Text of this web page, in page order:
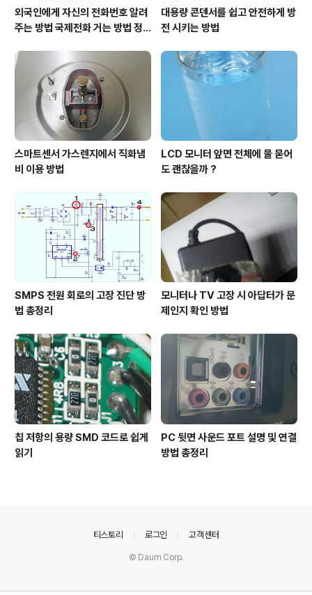
외국인에게 자신의 전화번호 알려
주는 방법 국제전화 거는 방법 정
대용량 콘덴서를 쉽고 안전하게 방
전 시키는 방법
스마트센서 가스렌지에서 직화냄
비 이용 방법
LCD 모니터 앞면 전체에 물 묻어
도 괜찮을까 ?
SMPS 전원 회로의 고장 진단 방
법 총정리
모니터나 TV 고장 시 아답터가 문
제인지 확인 방법
칩 저항의 용량 SMD 코드로 쉽게
읽기
PC 뒷면 사운드 포트 설명 및 연결
방법 총정리
티스토리 로그인 고객센터
© Daum Corp.